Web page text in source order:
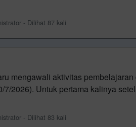
- Dilihat 87 kali
mengawali aktivitas
2026). Untuk pertama kalinya
- Dilihat 83 kali